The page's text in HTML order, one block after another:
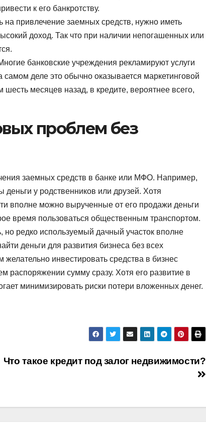
к его банкротству.
на привлечение заемных средств, нужно иметь
доход. Так что при наличии непогашенных или
банковские учреждения рекламируют услуги
деле это обычно оказывается маркетинговой
месяцев назад, в кредите, вероятнее всего,
проблем без
заемных средств в банке или МФО. Например,
у родственников или друзей. Хотя
вполне можно вырученные от его продажи деньги
время пользоваться общественным транспортом.
редко используемый дачный участок вполне
деньги для развития бизнеса без всех
инвестировать средства в бизнес
распоряжении сумму сразу. Хотя его развитие в
минимизировать риски потери вложенных денег.
Что такое кредит под залог недвижимости?